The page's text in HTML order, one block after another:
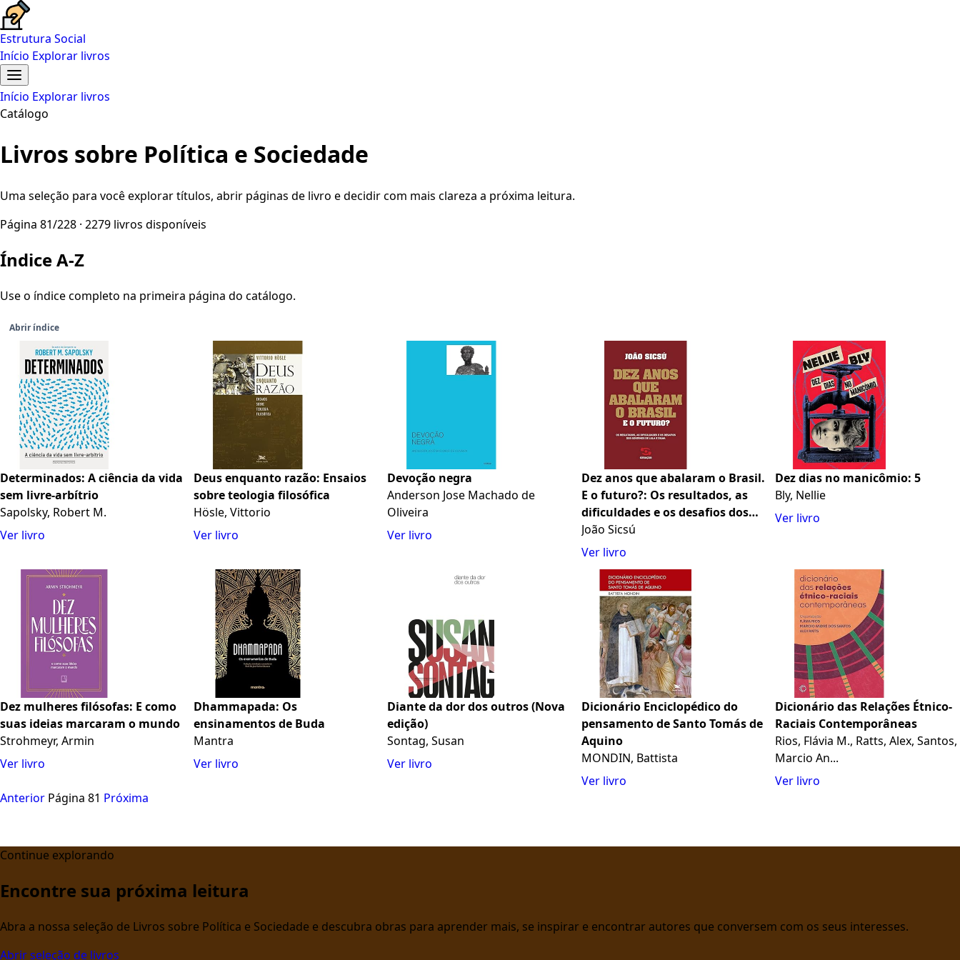
Estrutura Social
Início Explorar livros
Início Explorar livros
Catálogo
Livros sobre Política e Sociedade
Uma seleção para você explorar títulos, abrir páginas de livro e decidir com mais clareza a próxima leitura.
Página 81/228 · 2279 livros disponíveis
Índice A-Z
Use o índice completo na primeira página do catálogo.
Abrir índice
Determinados: A ciência da vida
sem livre-arbítrio
Sapolsky, Robert M.
Ver livro
Deus enquanto razão: Ensaios
sobre teologia filosófica
Hösle, Vittorio
Ver livro
Devoção negra
Anderson Jose Machado de
Oliveira
Ver livro
Dez anos que abalaram o Brasil.
E o futuro?: Os resultados, as
dificuldades e os desafios dos
governos de Lula e Dilma
João Sicsú
Ver livro
Dez dias no manicômio: 5
Bly, Nellie
Ver livro
Dez mulheres filósofas: E como
suas ideias marcaram o mundo
Strohmeyr, Armin
Ver livro
Dhammapada: Os
ensinamentos de Buda
Mantra
Ver livro
Diante da dor dos outros (Nova
edição)
Sontag, Susan
Ver livro
Dicionário Enciclopédico do
pensamento de Santo Tomás de
Aquino
MONDIN, Battista
Ver livro
Dicionário das Relações Étnico-
Raciais Contemporâneas
Rios, Flávia M., Ratts, Alex, Santos,
Marcio An...
Ver livro
Anterior Página 81 Próxima
Continue explorando
Encontre sua próxima leitura
Abra a nossa seleção de Livros sobre Política e Sociedade e descubra obras para aprender mais, se inspirar e encontrar autores que conversem com os seus interesses.
Abrir seleção de livros